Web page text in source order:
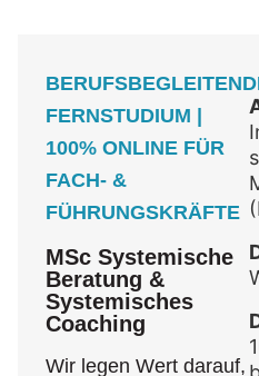
FERNSTUDIUM |
100% ONLINE FÜR
FACH- &
FÜHRUNGSKRÄFTE
MSc Systemische
Beratung &
Systemisches
Coaching
Wir legen Wert darauf,